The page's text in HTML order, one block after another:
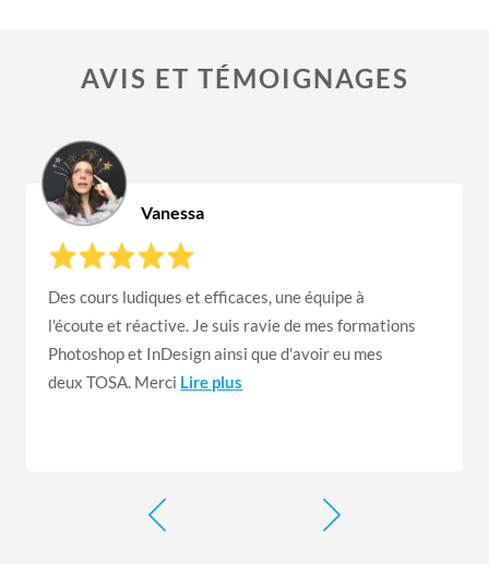
AVIS ET TÉMOIGNAGES
Vanessa
Des cours ludiques et efficaces, une équipe à
l'écoute et réactive. Je suis ravie de mes formations
Photoshop et InDesign ainsi que d'avoir eu mes
deux TOSA. Merci Lire plus